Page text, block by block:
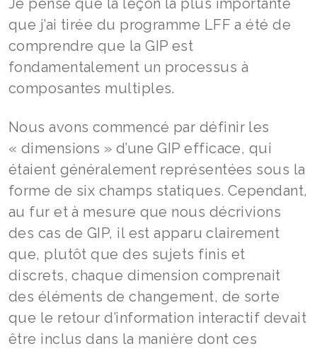
Je pense que la leçon la plus importante
que j’ai tirée du programme LFF a été de
comprendre que la GIP est
fondamentalement un processus à
composantes multiples.
Nous avons commencé par définir les
« dimensions » d’une GIP efficace, qui
étaient généralement représentées sous la
forme de six champs statiques. Cependant,
au fur et à mesure que nous décrivions
des cas de GIP, il est apparu clairement
que, plutôt que des sujets finis et
discrets, chaque dimension comprenait
des éléments de changement, de sorte
que le retour d’information interactif devait
être inclus dans la manière dont ces